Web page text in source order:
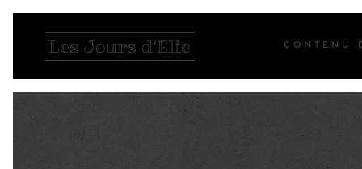
Les Jours d'Elie CONTENU